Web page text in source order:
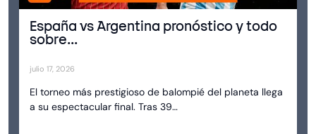
España vs Argentina pronóstico y todo
sobre...
julio 17, 2026
El torneo más prestigioso de balompié del planeta llega
a su espectacular final. Tras 39…